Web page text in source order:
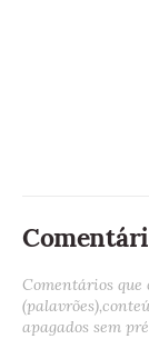
Comentários
apagados sem